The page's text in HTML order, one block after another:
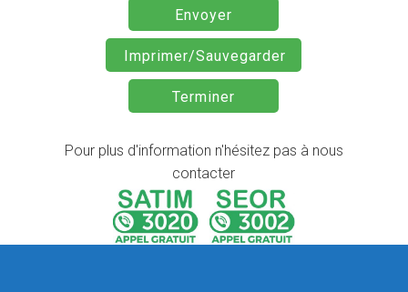
Pour plus d'information n'hésitez pas à nous
contacter